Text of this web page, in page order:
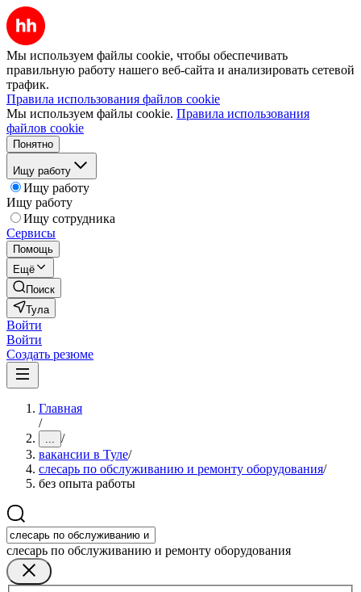
Мы используем файлы cookie, чтобы обеспечивать
правильную работу нашего веб-сайта и анализировать сетевой
трафик.
Правила использования файлов cookie
Мы используем файлы cookie. Правила использования
файлов cookie
Понятно
Ищу работу
Ищу работу
Ищу работу
Ищу сотрудника
Сервисы
Помощь
Ещё
Поиск
Тула
Войти
Войти
Создать резюме
Главная
/
... /
вакансии в Туле/
слесарь по обслуживанию и ремонту оборудования/
без опыта работы
слесарь по обслуживанию и ремонту оборудования